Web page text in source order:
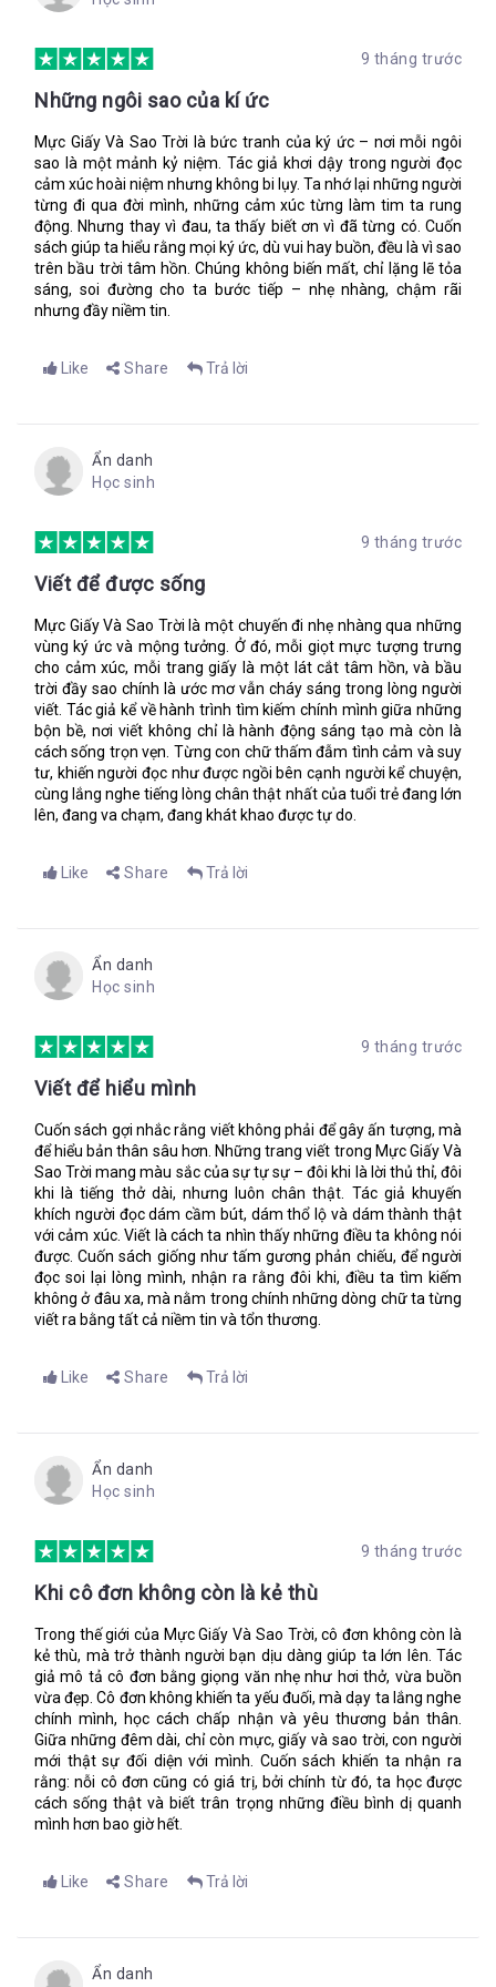
xanh? Mẹ của con luôn bảo rằng đó là màu mực. Ba là một
Da thịt của mỗi người đều ẩn chứa một tấm bản đồ…
Là giọng của ba. Tại sao ông ấy lại nói thế - lạnh lẽo, chậm rãi?
Nhìn xem, tại sao mạch máu chảy ở cổ tay ta là màu đen chứ
không phải màu xanh?
Và tại sao tôi lại biết chính xác ông ấy định nói gì tiếp?
Mẹ của con luôn bảo rằng đó là màu mực. Ba là một người vẽ
bản đồ bằng cả trái tim.
Ba ở phía trước, bước qua một con đường tối nơi những ngôi
là những cái cây xanh và ba vươn tay hướng đến chỗ tôi, trong
Trái tim tôi…
Tôi đang mơ. Mơ ba đi thẳng về phía tôi, mặt vô hồn. Lồng
ông, dọc theo hàng cây, thoát ra khỏi giấc mơ.
“Cha của Arinta đã tìm kiếm và lùng sục tất cả đường hầm
nhưng chẳng thể gặp lại con gái. Có người nói cô ấy biến thành
một dòng sông, người khác lại nói cô ấy vẫn ở bên dưới đó,
linh hồn của cô đảm bảo Yote giữ lời hứa. Dù thế nào thì
Arinta đang canh giữ Joya, sự hy sinh của cô là báu vật quý
giá còn mạnh mẽ hơn cả quỷ lửa.”
Trước lúc ông đi, tôi rửa chân cho ông và quấn băng thật kỹ
lưỡng. Các vết sẹo cũ không đều chạy từ đầu gối đến mắt cá
chân, giống như tĩnh mạch màu đỏ. Khi ông nhảu lên con tàu ở
chỉ cần biết, mình sẽ vượt biển, cuối tận chân trời và không cần
con voi một mắt cùng những chiếc răng nanh và ngà soi sắc
nhọn như thủy tinh, loài sinh vật đó không làm cho các chuyên
viên vẽ bản đồ hồi xưa e sợ hơn những điều chưa biết. Tôi đã
bằng những điều chưa biết – nhưng bây giờ tôi đã hiểu. Kẻ giết
Tôi thà biết là kẻ giết người có bốn đầu và răng dài như dao.
“Con sẽ được an toàn thôi, Isa,” ông nói tiếp. “Chốt cửa lại đi.”
“Là một chuyên gia vẽ bản đồ, ngươi sẽ phải đoán biết được vị
trí hiện tại của các ngôi sao.”
Đó là một trong những điều đầu tiên ba dạy tôi. Những tinh tú
thể nói cho con biết vị trí của con còn tốt hơn so với một chiếc
bàn là – quan trọng nhất là chúng luôn hiện hữu trên bầu trời.
Nếu con có thể đọc hiểu những vì sao, con sẽ không bao giờ bị
lạc.
Tôi đi ra bờ sông để tiếp tục vẽ bản đồ. Giọng của ba vang
vọng bên tai khi tôi trải lọ mực, viết lông ngỗng ướt nhẹp và
thiết bị đo lường.
chuyên gia làm bản đồ mới biết chính xác cách vẽ đúng nơi anh
chọn khoảng trắng giấy trắng khô ráo nhất. Tôi trải nó lên mặt
đất, chèn đá lên góc giấy, rồi lấy đệm da từ trong túi quần của
Gabo và đặt xuống kế bên những thứ khác.
Trước khi bắt đầu vẽ, tôi nhìn cây cối xung quanh, nhìn bóng
râm dưới tia nắng sớm. Tôi cố không tưởng tượng về thứ gì đó
đang nhìn lại tôi. Hít lấy một hơi sâu, tôi lau khô ngòi của bút
lông trên tà áo của mình, nhúng vào mực đen, và bắt đầu vẽ
hòn đảo trên tấm bản đồ mới. Nó sẽ không còn bị lãng quên
nữa.
“Anh có nghĩ chúng ta sẽ tìm thấy cậu ấy không?”, Tôi nói.
“Lupe ấy.”
“Có chứ”, Pablo nói nhanh, chắc chắn, hơi ấm truyền qua tôi.
Tôi lần tìm chiếc vòng tay qua túi quần bị ướt của mình.
“Tốt rồi.”
gắng để đọc chúng, không giống cách bà Masha tìm điềm báo,
neo, một ngôi sao dẫn lối trên bầu trời.
9 tháng trước
Những ngôi sao của kí ức
Mực Giấy Và Sao Trời là bức tranh của ký ức – nơi mỗi ngôi
sao là một mảnh kỷ niệm. Tác giả khơi dậy trong người đọc
cảm xúc hoài niệm nhưng không bi lụy. Ta nhớ lại những người
từng đi qua đời mình, những cảm xúc từng làm tim ta rung
động. Nhưng thay vì đau, ta thấy biết ơn vì đã từng có. Cuốn
sách giúp ta hiểu rằng mọi ký ức, dù vui hay buồn, đều là vì sao
trên bầu trời tâm hồn. Chúng không biến mất, chỉ lặng lẽ tỏa
sáng, soi đường cho ta bước tiếp – nhẹ nhàng, chậm rãi
nhưng đầy niềm tin.
Like Share Trả lời
Ẩn danh
Học sinh
9 tháng trước
Viết để được sống
Mực Giấy Và Sao Trời là một chuyến đi nhẹ nhàng qua những
vùng ký ức và mộng tưởng. Ở đó, mỗi giọt mực tượng trưng
cho cảm xúc, mỗi trang giấy là một lát cắt tâm hồn, và bầu
trời đầy sao chính là ước mơ vẫn cháy sáng trong lòng người
viết. Tác giả kể về hành trình tìm kiếm chính mình giữa những
bộn bề, nơi viết không chỉ là hành động sáng tạo mà còn là
cách sống trọn vẹn. Từng con chữ thấm đẫm tình cảm và suy
tư, khiến người đọc như được ngồi bên cạnh người kể chuyện,
cùng lắng nghe tiếng lòng chân thật nhất của tuổi trẻ đang lớn
lên, đang va chạm, đang khát khao được tự do.
Like Share Trả lời
Ẩn danh
Học sinh
9 tháng trước
Viết để hiểu mình
Cuốn sách gợi nhắc rằng viết không phải để gây ấn tượng, mà
để hiểu bản thân sâu hơn. Những trang viết trong Mực Giấy Và
Sao Trời mang màu sắc của sự tự sự – đôi khi là lời thủ thỉ, đôi
khi là tiếng thở dài, nhưng luôn chân thật. Tác giả khuyến
khích người đọc dám cầm bút, dám thổ lộ và dám thành thật
với cảm xúc. Viết là cách ta nhìn thấy những điều ta không nói
được. Cuốn sách giống như tấm gương phản chiếu, để người
đọc soi lại lòng mình, nhận ra rằng đôi khi, điều ta tìm kiếm
không ở đâu xa, mà nằm trong chính những dòng chữ ta từng
viết ra bằng tất cả niềm tin và tổn thương.
Like Share Trả lời
Ẩn danh
Học sinh
9 tháng trước
Khi cô đơn không còn là kẻ thù
Trong thế giới của Mực Giấy Và Sao Trời, cô đơn không còn là
kẻ thù, mà trở thành người bạn dịu dàng giúp ta lớn lên. Tác
giả mô tả cô đơn bằng giọng văn nhẹ như hơi thở, vừa buồn
vừa đẹp. Cô đơn không khiến ta yếu đuối, mà dạy ta lắng nghe
chính mình, học cách chấp nhận và yêu thương bản thân.
Giữa những đêm dài, chỉ còn mực, giấy và sao trời, con người
mới thật sự đối diện với mình. Cuốn sách khiến ta nhận ra
rằng: nỗi cô đơn cũng có giá trị, bởi chính từ đó, ta học được
cách sống thật và biết trân trọng những điều bình dị quanh
mình hơn bao giờ hết.
Like Share Trả lời
Ẩn danh